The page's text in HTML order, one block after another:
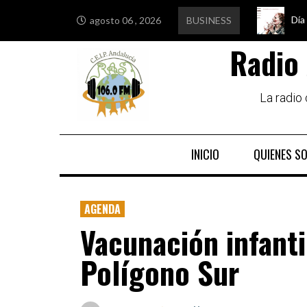
agosto 06 , 2026 BUSINESS Día
La radio
INICIO QUIENES
AGENDA
Vacunación
Polígono Sur